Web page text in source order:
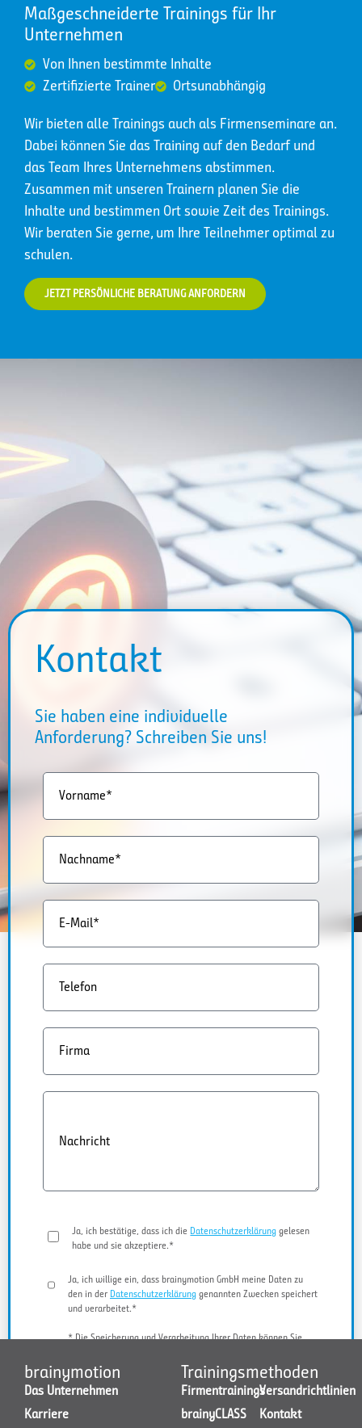
Maßgeschneiderte Trainings für Ihr
Unternehmen
Von Ihnen bestimmte Inhalte
Zertifizierte Trainer
Ortsunabhängig
Wir bieten alle Trainings auch als Firmenseminare an.
Dabei können Sie das Training auf den Bedarf und
das Team Ihres Unternehmens abstimmen.
Zusammen mit unseren Trainern planen Sie die
Inhalte und bestimmen Ort sowie Zeit des Trainings.
Wir beraten Sie gerne, um Ihre Teilnehmer optimal zu
schulen.
JETZT PERSÖNLICHE BERATUNG ANFORDERN
Kontakt
Sie haben eine individuelle
Anforderung? Schreiben Sie uns!
Vorname*
Nachname*
E-Mail*
Telefon
Firma
Nachricht
Ja, ich bestätige, dass ich die Datenschutzerklärung gelesen
habe und sie akzeptiere.*
Ja, ich willige ein, dass brainymotion GmbH meine Daten zu
den in der Datenschutzerklärung genannten Zwecken speichert
und verarbeitet.*
* Die Speicherung und Verarbeitung Ihrer Daten können Sie
JETZT KONTAKT AUFNEHMEN
brainymotion
Das Unternehmen
Karriere
Trainingsmethoden
Firmentrainings
brainyCLASS
Versandrichtlinien
Kontakt